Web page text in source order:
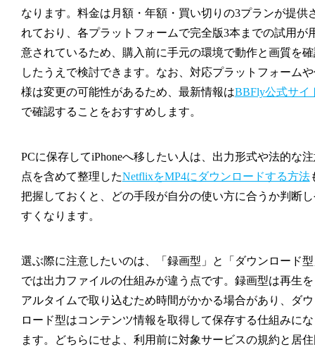
なります。料金は月額・年額・買い切りの3プランが提供
れており、各プラットフォームで完全版3本までの試用が
意されているため、購入前に手元の環境で動作と画質を
したうえで検討できます。なお、対応プラットフォーム
様は変更の可能性があるため、最新情報はBBFly公式サイ
で確認することをおすすめします。
PCに保存してiPhoneへ移したい人は、出力形式や法的な
点を含めて整理したNetflixをMP4にダウンロードする方法
把握しておくと、どの手段が自分の使い方に合うか判断
すくなります。
選ぶ際に注意したいのは、「録画型」と「ダウンロード
では出力ファイルの仕組みが違う点です。録画型は再生
アルタイムで取り込むため時間がかかる場合があり、ダ
ロード型はコンテンツ情報を取得して保存する仕組みに
ます。どちらにせよ、利用前に対象サービスの規約と居